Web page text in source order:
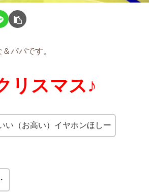
パパです。
リスマス♪
い（お高い）イヤホンほしー